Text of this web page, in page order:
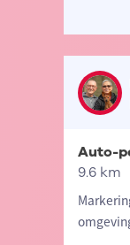
Auto-
9.6 km